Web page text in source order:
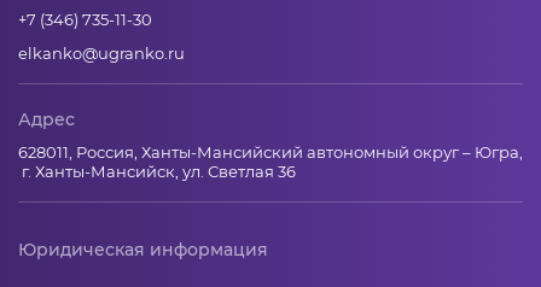
+7 (346) 735-11-30
elkanko@ugranko.ru
Адрес
628011, Россия, Ханты-Мансийский автономный округ – Югра,
г. Ханты-Мансийск, ул. Светлая 36
Юридическая информация